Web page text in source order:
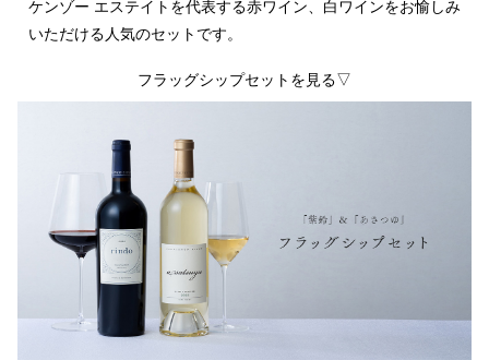
ケンゾー エステイトを代表する赤ワイン、白ワインをお愉しみ
いただける人気のセットです。
フラッグシップセットを見る▽